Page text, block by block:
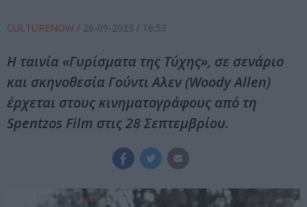
CULTURENOW / 26-09-2023 / 16:53
Η ταινία «Γυρίσματα της Τύχης», σε σενάριο
και σκηνοθεσία Γούντι Αλεν (Woody Allen)
έρχεται στους κινηματογράφους από τη
Spentzos Film στις 28 Σεπτεμβρίου.